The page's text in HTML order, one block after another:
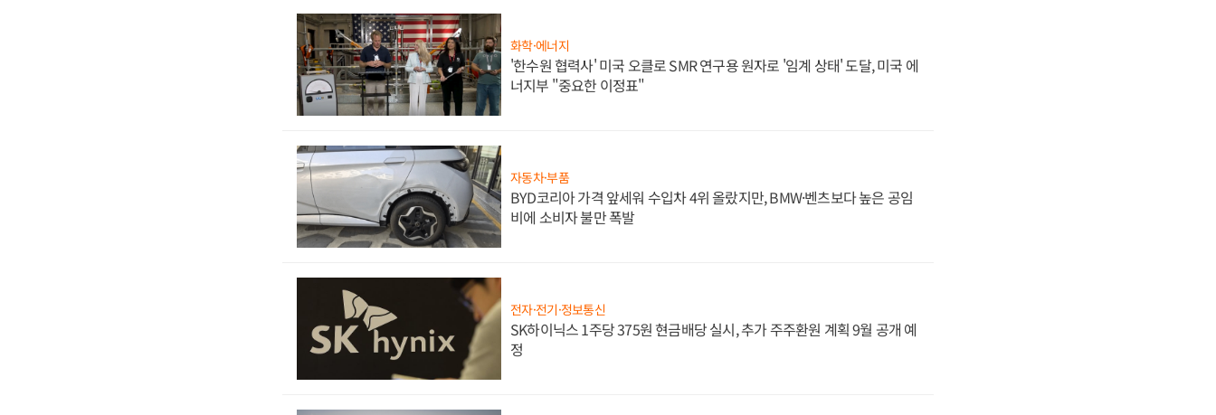
화학·에너지
'한수원 협력사' 미국 오클로 SMR 연구용 원자로 '임계 상태' 도달, 미국 에
너지부 "중요한 이정표"
자동차·부품
BYD코리아 가격 앞세워 수입차 4위 올랐지만, BMW·벤츠보다 높은 공임
비에 소비자 불만 폭발
전자·전기·정보통신
SK하이닉스 1주당 375원 현금배당 실시, 추가 주주환원 계획 9월 공개 예
정